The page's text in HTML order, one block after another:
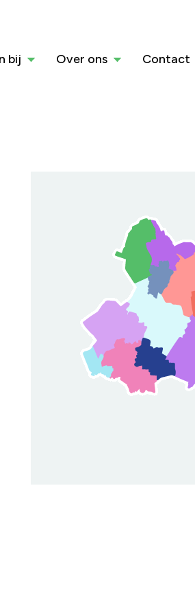
bij Over ons Contact